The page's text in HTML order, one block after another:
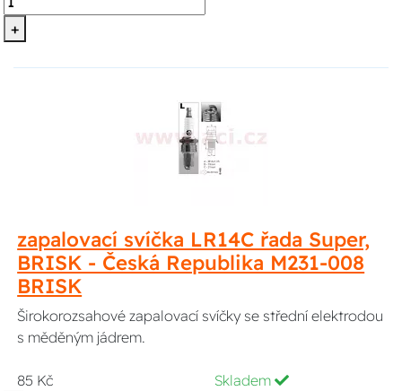
+
zapalovací svíčka LR14C řada Super,
BRISK - Česká Republika M231-008
BRISK
Širokorozsahové zapalovací svíčky se střední elektrodou
s měděným jádrem.
85 Kč
Skladem